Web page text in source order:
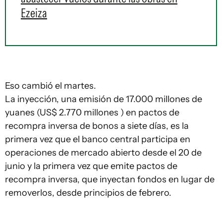
Ezeiza
Eso cambió el martes.
La inyección, una emisión de 17.000 millones de
yuanes (US$ 2.770 millones ) en pactos de
recompra inversa de bonos a siete días, es la
primera vez que el banco central participa en
operaciones de mercado abierto desde el 20 de
junio y la primera vez que emite pactos de
recompra inversa, que inyectan fondos en lugar de
removerlos, desde principios de febrero.